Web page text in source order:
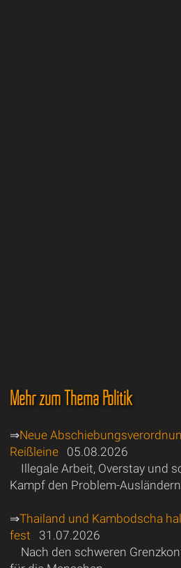
Mehr zum Thema Politik
⇒Neue
Reißleine05.08.2026
Illegale Arbeit, Overstay und
Kampf den Problem-Ausländern
⇒Thailand und Kambodscha
fest 31.07.2026
Nach den schweren